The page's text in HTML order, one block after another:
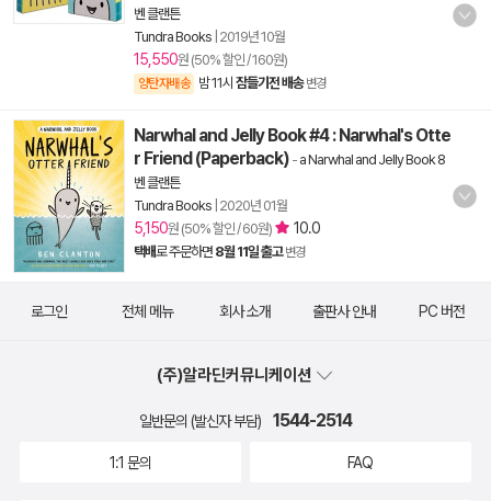
벤 클랜튼
Tundra Books 2019년 10월
15,550원 (50% 할인 / 160원)
양탄자배송 밤 11시 잠들기전 배송 변경
Narwhal and Jelly Book #4 : Narwhal's Otte
r Friend (Paperback) - a Narwhal and Jelly Book 8
벤 클랜튼
Tundra Books 2020년 01월
5,150원 (50% 할인 / 60원) 10.0
택배로 주문하면 8월 11일 출고 변경
로그인 전체 메뉴 회사 소개 출판사 안내 PC 버전
(주)알라딘커뮤니케이션
일반문의 (발신자 부담) 1544-2514
1:1 문의 FAQ